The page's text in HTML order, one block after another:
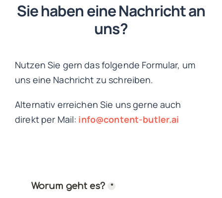
Sie haben eine Nachricht an
uns?
Nutzen Sie gern das folgende Formular, um
uns eine Nachricht zu schreiben.
Alternativ erreichen Sie uns gerne auch
direkt per Mail: info@content-butler.ai